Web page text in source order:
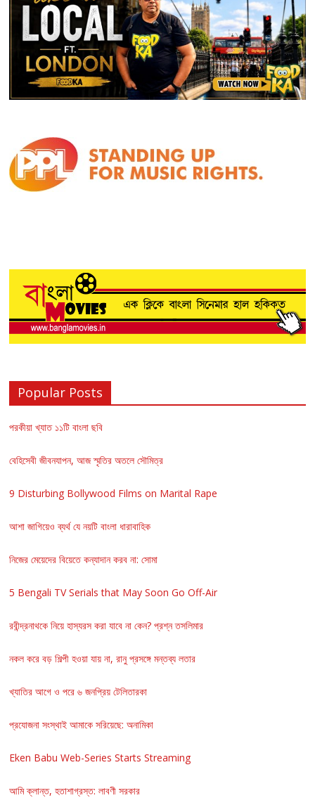
Popular Posts
পরকীয়া খ্যাত ১১টি বাংলা ছবি
বেহিসেবী জীবনযাপন, আজ স্মৃতির অতলে সৌমিত্র
9 Disturbing Bollywood Films on Marital Rape
আশা জাগিয়েও ব্যর্থ যে নয়টি বাংলা ধারাবাহিক
নিজের মেয়েদের বিয়েতে কন্যাদান করব না: সোমা
5 Bengali TV Serials that May Soon Go Off-Air
রবীন্দ্রনাথকে নিয়ে হাস্যরস করা যাবে না কেন? প্রশ্ন তসলিমার
নকল করে বড় শিল্পী হওয়া যায় না, রানু প্রসঙ্গে মন্তব্য লতার
খ্যাতির আগে ও পরে ৬ জনপ্রিয় টেলিতারকা
প্রযোজনা সংস্থাই আমাকে সরিয়েছে: অনামিকা
Eken Babu Web-Series Starts Streaming
আমি ক্লান্ত, হতাশাগ্রস্ত: লাবণী সরকার